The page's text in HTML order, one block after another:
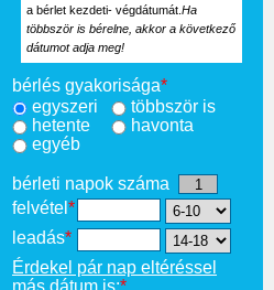
a bérlet kezdeti- végdátumát. Ha
többször is bérelne, akkor a következő
dátumot adja meg!
bérlés gyakorisága*
egyszeri
többször is
hetente
havonta
egyéb
bérleti napok száma
felvétel *
leadás*
Érdekel pár nap eltéréssel